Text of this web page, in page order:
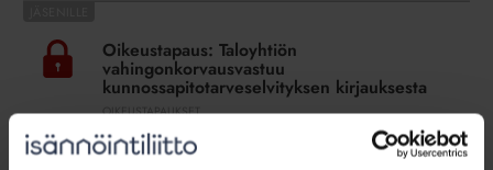
Taloyhtiön
vahingonkorvausvastuu
kunnossapitotarveselvityksen
kirjauksesta
Oikeustapaus: Taloyhtiön
vahingonkorvausvastuu
kunnossapitotarveselvityksen kirjauksesta
OIKEUSTAPAUKSET
Hovioikeus otti kantaa siihen, oliko taloyhtiö aiheuttanut